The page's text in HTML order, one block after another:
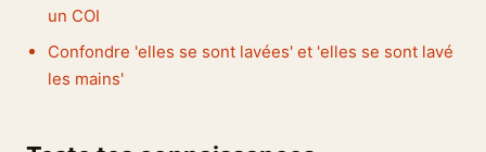
un COI
Confondre 'elles se sont lavées' et 'elles se sont lavé
les mains'